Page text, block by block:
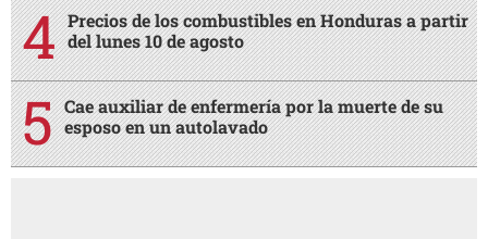
Precios de los combustibles en Honduras a partir
del lunes 10 de agosto
Cae auxiliar de enfermería por la muerte de su
esposo en un autolavado